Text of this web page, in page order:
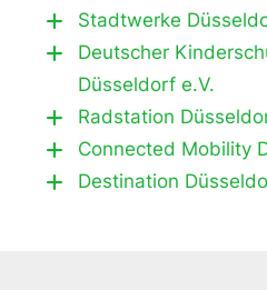
Stadtwerke
Deutscher
Düsseldorf e.V.
Radstation
Connected Mobility
Destination